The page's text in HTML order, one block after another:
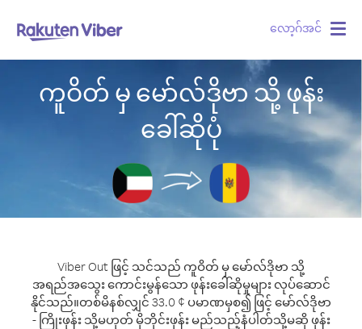
လော့ဂ်အင်
ကူဝိတ် မှ မော်လ်ဒိုဗာ သို့ ဖုန်း
ခေါ်ဆိုပုံ
Viber Out ဖြင့် သင်သည် ကူဝိတ် မှ မော်လ်ဒိုဗာ သို့
အရည်အသွေး ကောင်းမွန်သော ဖုန်းခေါ်ဆိုမှုများ လုပ်ဆောင်
နိုင်သည်။တစ်မိနစ်လျှင် 33.0 ¢ ပမာဏမှစ၍ ဖြင့် မော်လ်ဒိုဗာ
- ကြိုးဖုန်း သို့မဟုတ် မိုဘိုင်းဖုန်း မည်သည့်နံပါတ်သို့မဆို ဖုန်း